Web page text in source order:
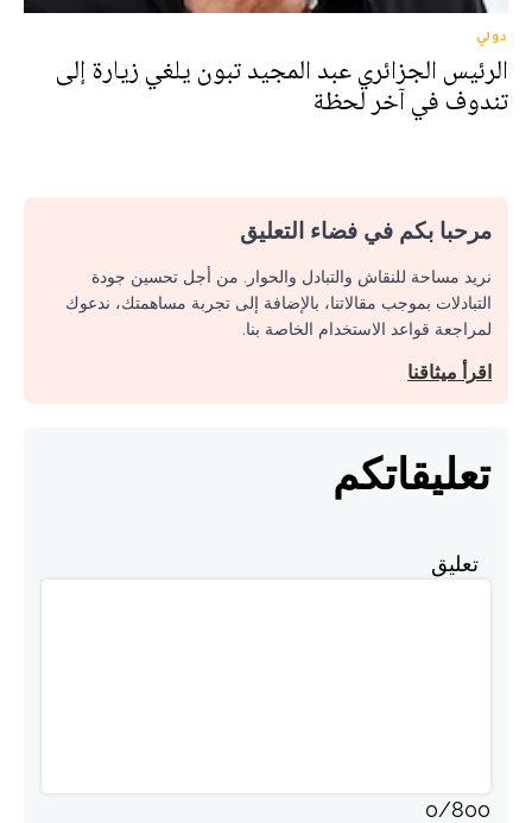
دولي
الرئيس الجزائري عبد المجيد تبون يلغي زيارة إلى
تندوف في آخر لحظة
مرحبا بكم في فضاء التعليق
نريد مساحة للنقاش والتبادل والحوار. من أجل تحسين جودة
التبادلات بموجب مقالاتنا، بالإضافة إلى تجربة مساهمتك، ندعوك
لمراجعة قواعد الاستخدام الخاصة بنا.
اقرأ ميثاقنا
تعليقاتكم
تعليق
0/800